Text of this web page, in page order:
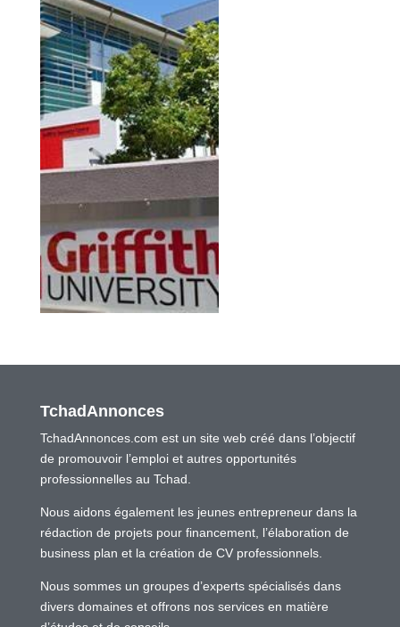
TchadAnnonces
TchadAnnonces.com est un site web créé dans l’objectif
de promouvoir l’emploi et autres opportunités
professionnelles au Tchad.
Nous aidons également les jeunes entrepreneur dans la
rédaction de projets pour financement, l’élaboration de
business plan et la création de CV professionnels.
Nous sommes un groupes d’experts spécialisés dans
divers domaines et offrons nos services en matière